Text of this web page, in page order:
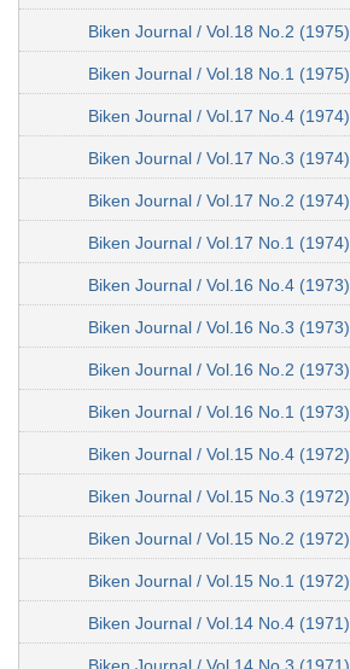
Biken Journal / Vol.18 No.2 (1975)
Biken Journal / Vol.18 No.1 (1975)
Biken Journal / Vol.17 No.4 (1974)
Biken Journal / Vol.17 No.3 (1974)
Biken Journal / Vol.17 No.2 (1974)
Biken Journal / Vol.17 No.1 (1974)
Biken Journal / Vol.16 No.4 (1973)
Biken Journal / Vol.16 No.3 (1973)
Biken Journal / Vol.16 No.2 (1973)
Biken Journal / Vol.16 No.1 (1973)
Biken Journal / Vol.15 No.4 (1972)
Biken Journal / Vol.15 No.3 (1972)
Biken Journal / Vol.15 No.2 (1972)
Biken Journal / Vol.15 No.1 (1972)
Biken Journal / Vol.14 No.4 (1971)